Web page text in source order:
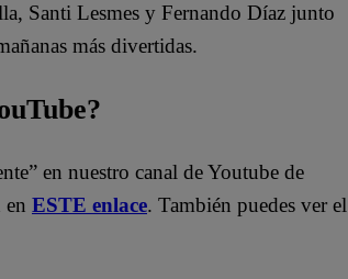
Santi Lesmes y Fernando Díaz junto
más divertidas.
en nuestro canal de Youtube de
en ESTE enlace. También puedes ver el